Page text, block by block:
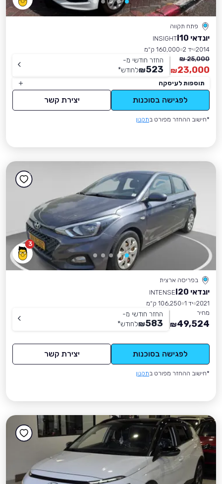
פתח תקווה
יונדאי I10
INSIGHT
2014 יד 2
160,000 ק״מ
25,000 ₪
23,000
₪
החזר חודשי מ-
523
₪לחודש*
תוספות לעיסקה
לפגישה בסוכנות יצירת קשר
*חישוב ההחזר מפורט בתקנון
3
בפריסה ארצית
יונדאי I20
INTENSE
2021 יד 1
106,250 ק״מ
מחיר
49,524
₪
החזר חודשי מ-
583
₪לחודש*
לפגישה בסוכנות יצירת קשר
*חישוב ההחזר מפורט בתקנון